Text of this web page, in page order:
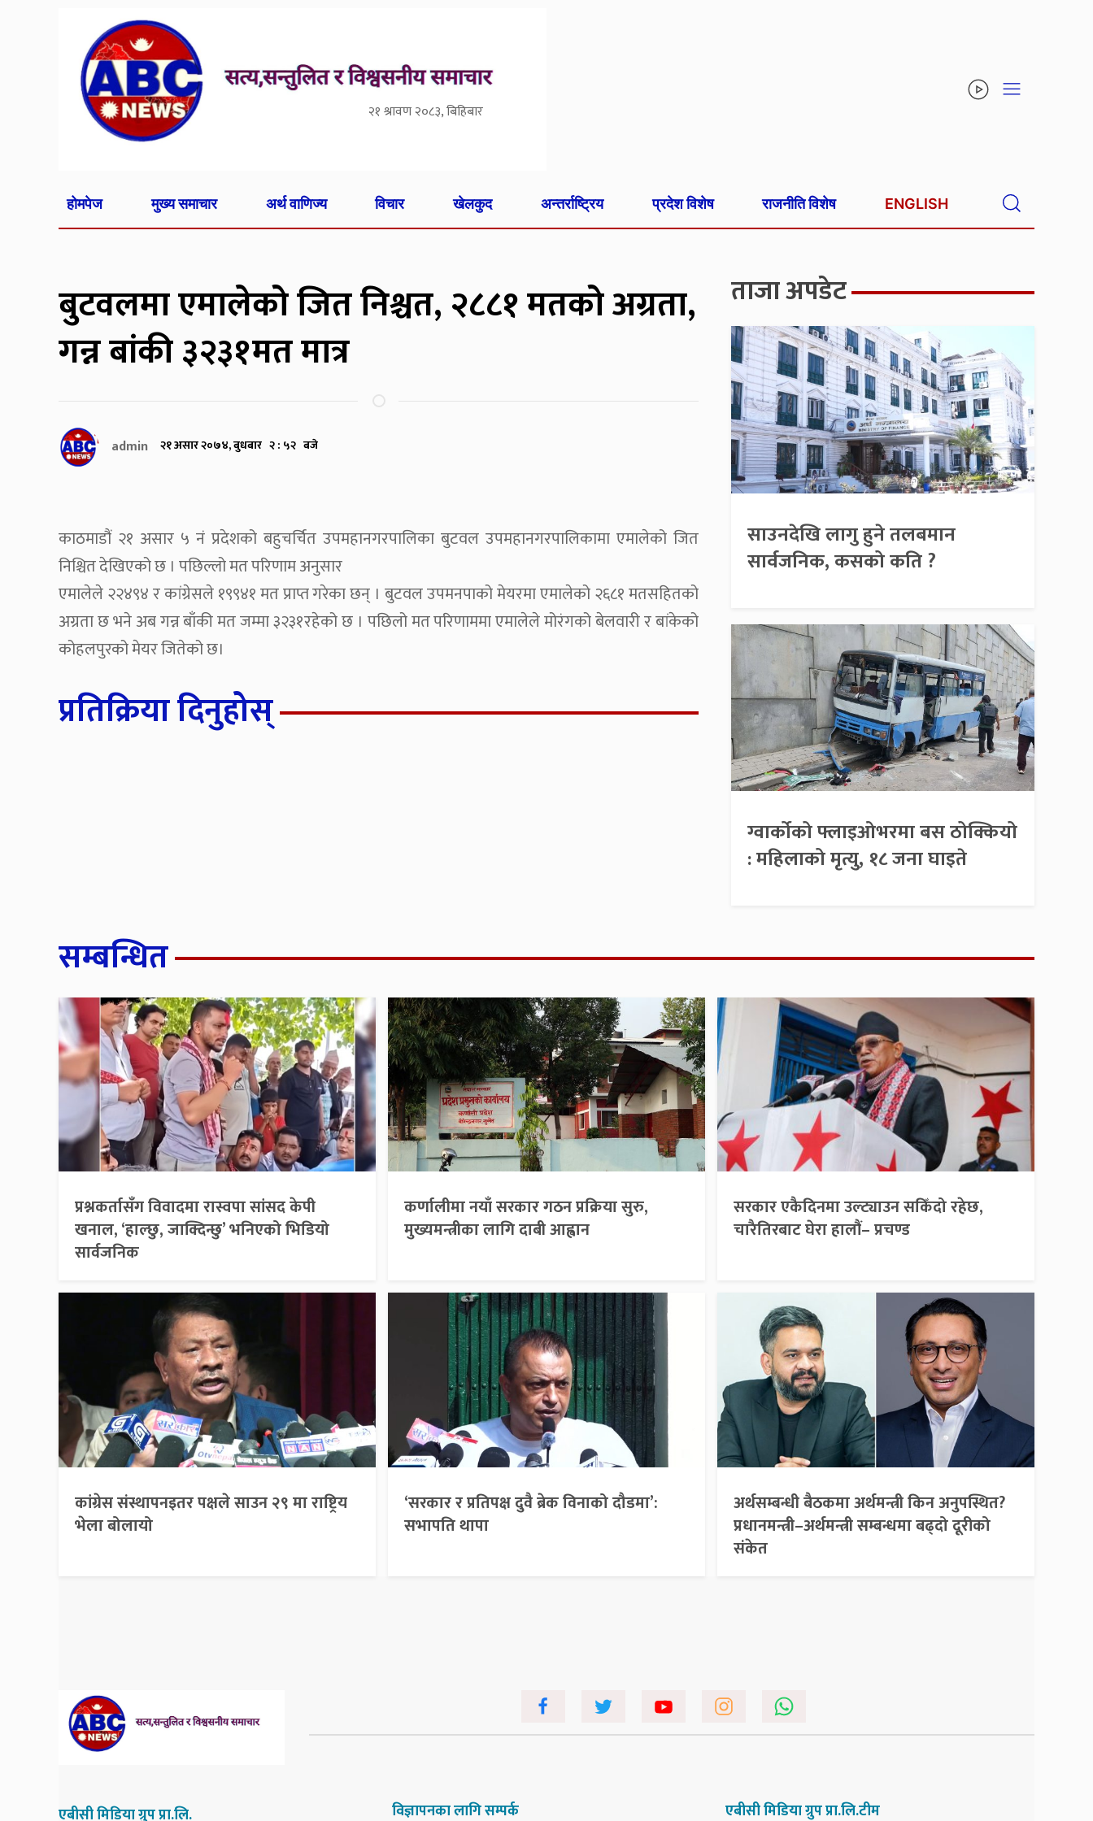
२१ श्रावण २०८३, बिहिबार
होमपेज मुख्य समाचार अर्थ वाणिज्य विचार खेलकुद अन्तर्राष्ट्रिय प्रदेश विशेष राजनीति विशेष ENGLISH
बुटवलमा एमालेको जित निश्चत, २८८१ मतको अग्रता,
गन्न बांकी ३२३१मत मात्र
admin २१ असार २०७४, बुधबार २ : ५२ बजे
काठमाडौं २१ असार ५ नं प्रदेशको बहुचर्चित उपमहानगरपालिका बुटवल उपमहानगरपालिकामा एमालेको जित
निश्चित देखिएको छ । पछिल्लो मत परिणाम अनुसार
एमालेले २२४९४ र कांग्रेसले १९९४१ मत प्राप्त गरेका छन् । बुटवल उपमनपाको मेयरमा एमालेको २६८१ मतसहितको
अग्रता छ भने अब गन्न बाँकी मत जम्मा ३२३१रहेको छ । पछिलो मत परिणाममा एमालेले मोरंगको बेलवारी र बांकेको
कोहलपुरको मेयर जितेको छ।
प्रतिक्रिया दिनुहोस्
ताजा अपडेट
साउनदेखि लागु हुने तलबमान
सार्वजनिक, कसको कति ?
ग्वार्कोको फ्लाइओभरमा बस ठोक्कियो
: महिलाको मृत्यु, १८ जना घाइते
सम्बन्धित
प्रश्नकर्तासँग विवादमा रास्वपा सांसद केपी
खनाल, ‘हाल्छु, जाक्दिन्छु’ भनिएको भिडियो
सार्वजनिक
कर्णालीमा नयाँ सरकार गठन प्रक्रिया सुरु,
मुख्यमन्त्रीका लागि दाबी आह्वान
सरकार एकैदिनमा उल्ट्याउन सकिँदो रहेछ,
चारैतिरबाट घेरा हालौं– प्रचण्ड
कांग्रेस संस्थापनइतर पक्षले साउन २९ मा राष्ट्रिय
भेला बोलायो
‘सरकार र प्रतिपक्ष दुवै ब्रेक विनाको दौडमा’:
सभापति थापा
अर्थसम्बन्धी बैठकमा अर्थमन्त्री किन अनुपस्थित?
प्रधानमन्त्री–अर्थमन्त्री सम्बन्धमा बढ्दो दूरीको
संकेत
एबीसी मिडिया ग्रुप प्रा.लि. विज्ञापनका लागि सम्पर्क एबीसी मिडिया ग्रुप प्रा.लि.टीम